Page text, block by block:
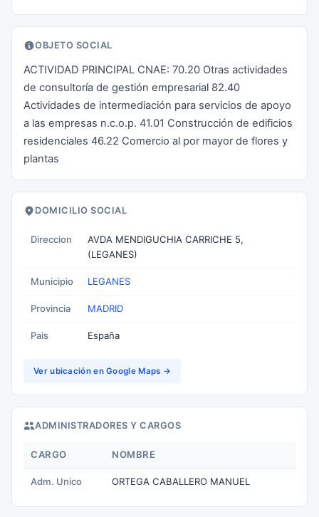
OBJETO SOCIAL
ACTIVIDAD PRINCIPAL CNAE: 70.20 Otras actividades
de consultoría de gestión empresarial 82.40
Actividades de intermediación para servicios de apoyo
a las empresas n.c.o.p. 41.01 Construcción de edificios
residenciales 46.22 Comercio al por mayor de flores y
plantas
DOMICILIO SOCIAL
Direccion
AVDA MENDIGUCHIA CARRICHE 5,
(LEGANES)
Municipio LEGANES
Provincia MADRID
Pais España
Ver ubicación en Google Maps →
ADMINISTRADORES Y CARGOS
CARGO NOMBRE
Adm. Unico ORTEGA CABALLERO MANUEL